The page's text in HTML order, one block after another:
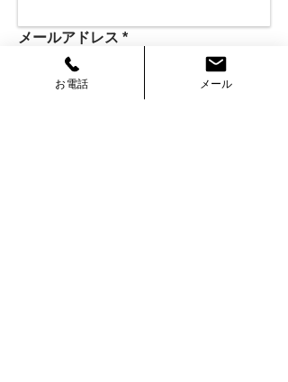
メールアドレス
お電話 メール